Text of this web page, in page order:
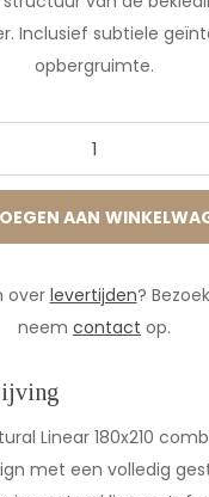
Inclusief subtiele
opbergruimte.
AAN
over levertijden?
neem contact op.
Linear 180x210
met een volledig